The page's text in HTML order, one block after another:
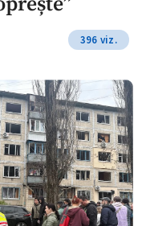
396 viz.